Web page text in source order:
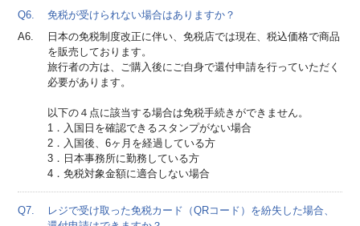
Q6.
免税が受けられない場合はありますか？
A6.
日本の免税制度改正に伴い、免税店では現在、税込価格で商品
を販売しております。
旅行者の方は、ご購入後にご自身で還付申請を行っていただく
必要があります。
以下の４点に該当する場合は免税手続きができません。
1．入国日を確認できるスタンプがない場合
2．入国後、6ヶ月を経過している方
3．日本事務所に勤務している方
4．免税対象金額に適合しない場合
Q7.
レジで受け取った免税カード（QRコード）を紛失した場合、